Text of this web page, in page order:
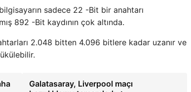
sadece 22 -Bit bir anahtarı
892 -Bit kaydının çok altında.
2.048 bitten 4.096 bitlere kadar uzanır ve
Galatasaray, Liverpool maçı